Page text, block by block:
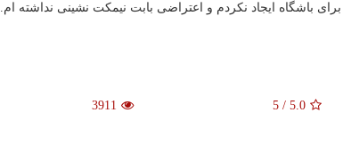
باشگاه ایجاد نكردم و اعتراضی بابت نیمكت نشینی نداشته ام.
5.0
/
5
3911